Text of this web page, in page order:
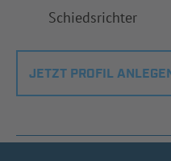
Schiedsrichter
JETZT PROFIL